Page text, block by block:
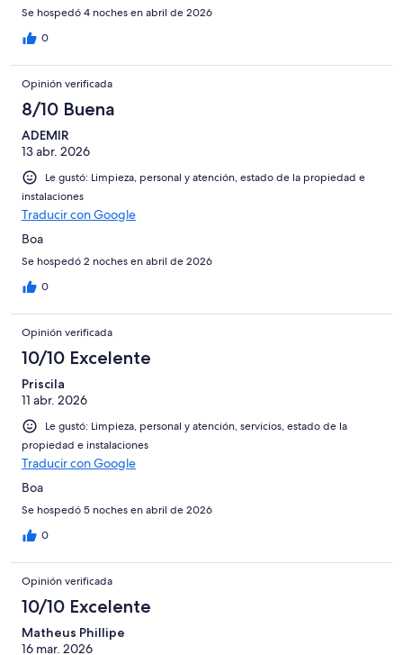
Se hospedó 4 noches en abril de 2026
0
Opinión verificada
8/10 Buena
ADEMIR
13 abr. 2026
Le gustó: Limpieza, personal y atención, estado de la propiedad e
instalaciones
Traducir con Google
Boa
Se hospedó 2 noches en abril de 2026
0
Opinión verificada
10/10 Excelente
Priscila
11 abr. 2026
Le gustó: Limpieza, personal y atención, servicios, estado de la
propiedad e instalaciones
Traducir con Google
Boa
Se hospedó 5 noches en abril de 2026
0
Opinión verificada
10/10 Excelente
Matheus Phillipe
16 mar. 2026